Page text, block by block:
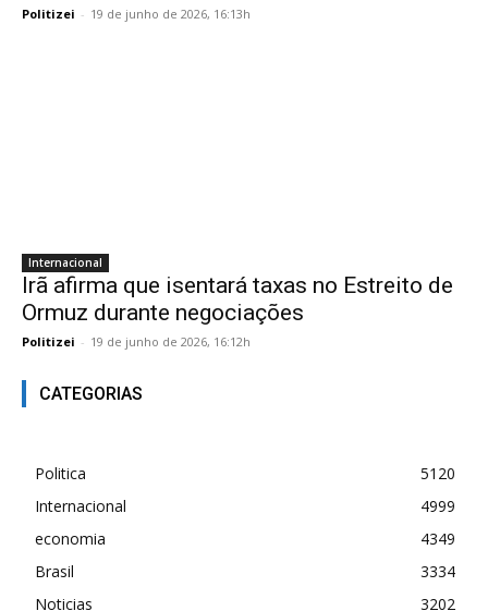
Politizei - 19 de junho de 2026, 16:13h
Internacional
Irã afirma que isentará taxas no Estreito de
Ormuz durante negociações
Politizei - 19 de junho de 2026, 16:12h
CATEGORIAS
Politica
5120
Internacional
4999
economia
4349
Brasil
3334
Noticias
3202